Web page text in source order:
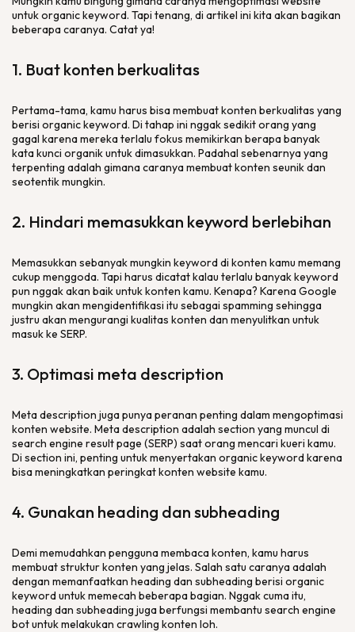
untukorganic keyword. Tapi tenang, di artikel ini kita akan bagikan
beberapa caranya. Catat ya!
1. Buat konten berkualitas
Pertama-tama, kamu harus bisa membuat konten berkualitas yang
berisi organic keyword. Di tahap ini nggak sedikit orang yang
gagal karena mereka terlalu fokus memikirkan berapa banyak
kata kunci organik untuk dimasukkan. Padahal sebenarnya yang
terpenting adalah gimana caranya membuat konten seunik dan
seotentik mungkin.
2. Hindari memasukkan keyword berlebihan
Memasukkan sebanyak mungkin keyworddi konten kamu memang
cukup menggoda. Tapi harus dicatat kalau terlalu banyakkeyword
pun nggak akan baik untuk konten kamu. Kenapa? Karena Google
mungkin akan mengidentifikasi itu sebagai spamming sehingga
justru akan mengurangi kualitas konten dan menyulitkan untuk
masuk ke SERP.
3. Optimasi meta description
Meta description juga punya peranan penting dalam mengoptimasi
konten website. Meta description adalah section yang muncul di
search engine result page (SERP) saat orang mencari kueri kamu.
Di section ini, penting untuk menyertakan organic keywordkarena
bisa meningkatkan peringkat konten website kamu.
4. Gunakan heading dan subheading
Demi memudahkan pengguna membaca konten, kamu harus
membuat struktur konten yang jelas. Salah satu caranya adalah
dengan memanfaatkan heading dan subheading berisi organic
keyworduntuk memecah beberapa bagian. Nggak cuma itu,
heading dan subheading juga berfungsi membantu search engine
botuntuk melakukan crawling konten loh.